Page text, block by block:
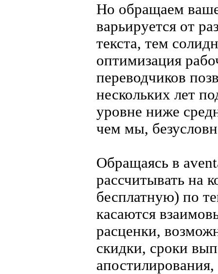
Но обращаем
варьируется от
текста, тем
оптимизация
переводчиков
нескольких лет
уровне ниже
чем мы,
Обращаясь в
рассчитывать на
бесплатную) по
касаются
расценки,
скидки, сроки